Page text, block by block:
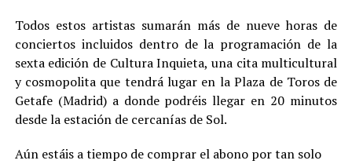
Todos estos artistas sumarán más de nueve horas de
conciertos incluidos dentro de la programación de la
sexta edición de Cultura Inquieta, una cita multicultural
y cosmopolita que tendrá lugar en la Plaza de Toros de
Getafe (Madrid) a donde podréis llegar en 20 minutos
desde la estación de cercanías de Sol.
Aún estáis a tiempo de comprar el abono por tan solo